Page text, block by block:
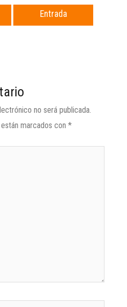
Entrada
no será publicada.
marcados con *